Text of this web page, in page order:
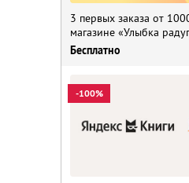
3 первых заказа от
магазине «Улыбка
Бесплатно
-100%